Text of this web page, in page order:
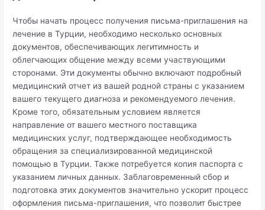
Чтобы начать процесс получения письма-приглашения на
лечение в Турции, необходимо несколько основных
документов, обеспечивающих легитимность и
облегчающих общение между всеми участвующими
сторонами. Эти документы обычно включают подробный
медицинский отчет из вашей родной страны с указанием
вашего текущего диагноза и рекомендуемого лечения.
Кроме того, обязательным условием является
направление от вашего местного поставщика
медицинских услуг, подтверждающее необходимость
обращения за специализированной медицинской
помощью в Турции. Также потребуется копия паспорта с
указанием личных данных. Заблаговременный сбор и
подготовка этих документов значительно ускорит процесс
оформления письма-приглашения, что позволит быстрее